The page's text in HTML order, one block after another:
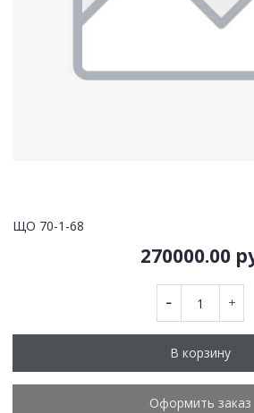
ЩО 70-1-68
270000.00
В корзину
Оформить заказ